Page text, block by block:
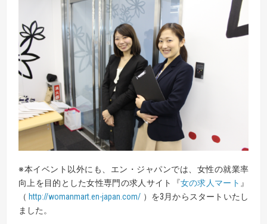
※本イベント以外にも、エン・ジャパンでは、女性の就業率
向上を目的とした女性専門の求人サイト『女の求人マート 』
（ http://womanmart.en-japan.com/ ）を3月からスタートいたし
ました。